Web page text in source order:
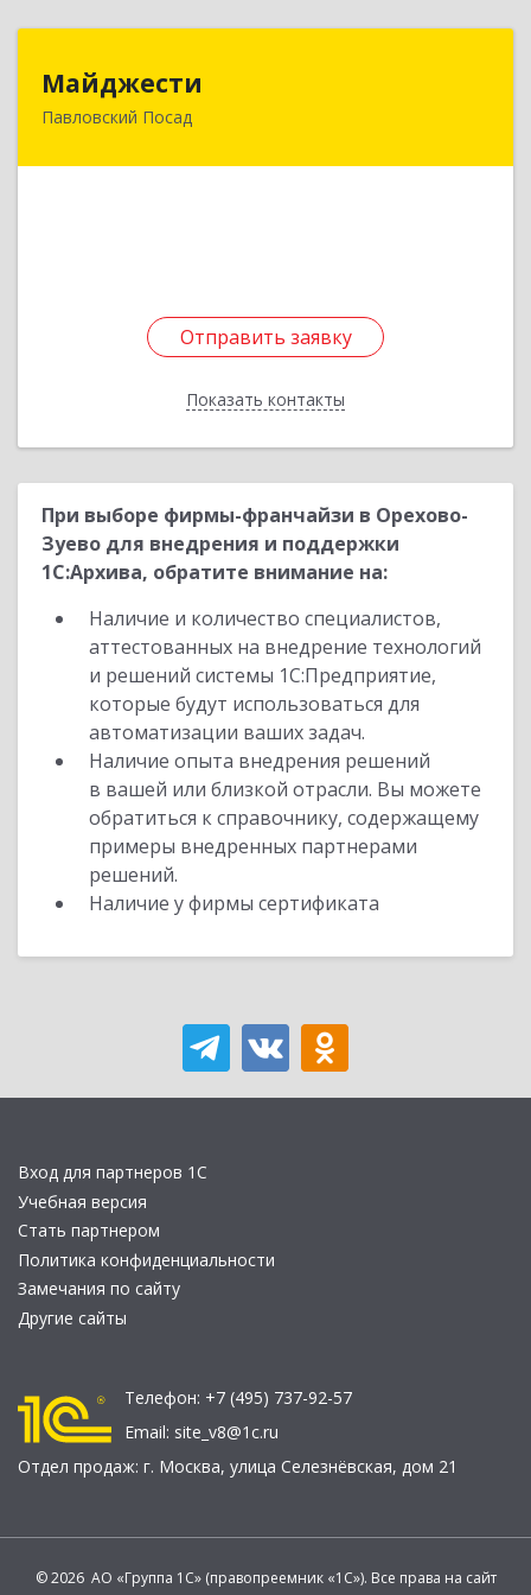
Майджести
Павловский Посад
Отправить заявку
Показать контакты
142502, Московская обл, Павлово-Посадский р-
Отправить заявку
Назад
При выборе фирмы-франчайзи в Орехово-
Зуево для внедрения и поддержки
1С:Архива, обратите внимание на:
Наличие и количество специалистов,
аттестованных на внедрение технологий
и решений системы 1С:Предприятие,
которые будут использоваться для
автоматизации ваших задач.
Наличие опыта внедрения решений
в вашей или близкой отрасли. Вы можете
обратиться к справочнику, содержащему
примеры внедренных партнерами
решений.
Наличие у фирмы сертификата
Вход для партнеров 1С
Учебная версия
Стать партнером
Политика конфиденциальности
Замечания по сайту
Другие сайты
Телефон: +7 (495) 737-92-57
Email: site_v8@1c.ru
Отдел продаж: г. Москва, улица Селезнёвская, дом 21
© 2026 АО «Группа 1С» (правопреемник «1С»). Все права на сайт